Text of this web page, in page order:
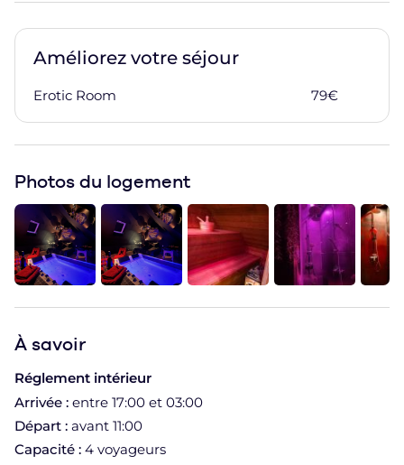
Améliorez votre séjour
Erotic Room 79€
Photos du logement
À savoir
Réglement intérieur
Arrivée : entre 17:00 et 03:00
Départ : avant 11:00
Capacité : 4 voyageurs